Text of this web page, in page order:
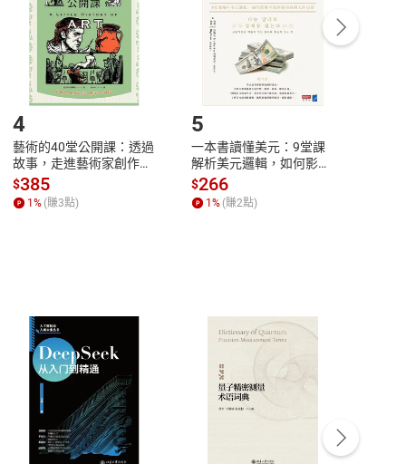
貨。
號，下載書籍後看書
客服資訊
服務時間：週一到週五 10:00-12:00、
4
藝術的40堂公開課：透過
故事，走進藝術家創作現
場，看藝術如何誕生、如
何形塑人類生活【電子
書】
$385
1% (賺3點)
5
一本書讀懂美元：9堂課
解析美元邏輯，如何影響
全球經濟和每個人的投資
【電子書】
$266
1% (賺2點)